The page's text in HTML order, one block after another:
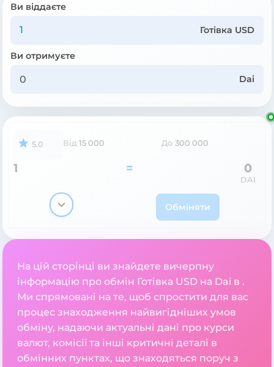
Ви віддаєте
Готівка USD
Ви отримуєте
Dai
5.0 Від 15 000 До 300 000
1 = 0
DAI
Обміняти
На цій сторінці ви знайдете вичерпну
інформацію про обмін Готівка USD на Dai в .
Ми спрямовані на те, щоб спростити для вас
процес знаходження найвигідніших умов
обміну, надаючи актуальні дані про курси
валют, комісії та інші критичні деталі в
обмінних пунктах, що знаходяться поруч з